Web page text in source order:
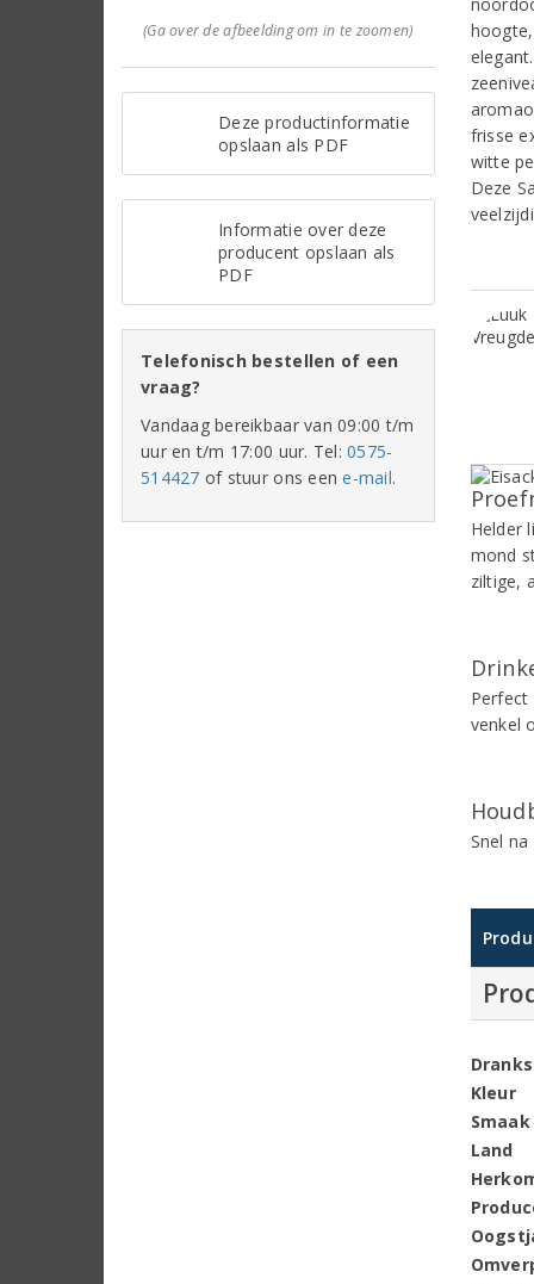
(Ga over de afbeelding om in te zoomen)
Deze productinformatie
opslaan als PDF
Informatie over deze
producent opslaan als
PDF
Telefonisch bestellen of een
vraag?
Vandaag bereikbaar van 09:00 t/m
uur en t/m 17:00 uur. Tel:0575-
514427 of stuur ons eene-mail.
frisse
witte
Deze
Helder
mond
ziltige,
Perfect
venkel
Snel
Kleur
Smaak
Land